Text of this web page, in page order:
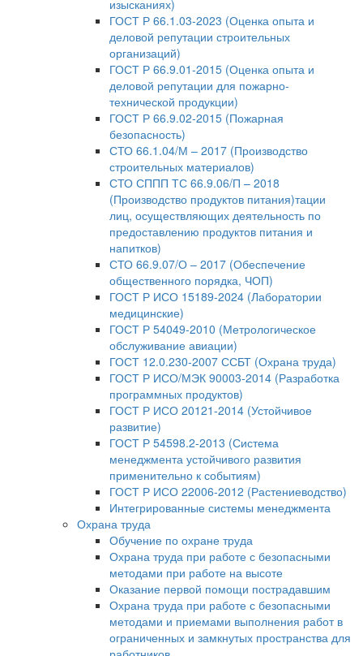
изысканиях)
ГОСТ Р 66.1.03-2023 (Оценка опыта и
деловой репутации строительных
организаций)
ГОСТ Р 66.9.01-2015 (Оценка опыта и
деловой репутации для пожарно-
технической продукции)
ГОСТ Р 66.9.02-2015 (Пожарная
безопасность)
СТО 66.1.04/М – 2017 (Производство
строительных материалов)
СТО СППП ТС 66.9.06/П – 2018
(Производство продуктов питания)тации
лиц, осуществляющих деятельность по
предоставлению продуктов питания и
напитков)
СТО 66.9.07/О – 2017 (Обеспечение
общественного порядка, ЧОП)
ГОСТ Р ИСО 15189-2024 (Лаборатории
медицинские)
ГОСТ Р 54049-2010 (Метрологическое
обслуживание авиации)
ГОСТ 12.0.230-2007 ССБТ (Охрана труда)
ГОСТ Р ИСО/МЭК 90003-2014 (Разработка
программных продуктов)
ГОСТ Р ИСО 20121-2014 (Устойчивое
развитие)
ГОСТ Р 54598.2-2013 (Система
менеджмента устойчивого развития
применительно к событиям)
ГОСТ Р ИСО 22006-2012 (Растениеводство)
Интегрированные системы менеджмента
Охрана труда
Обучение по охране труда
Охрана труда при работе с безопасными
методами при работе на высоте
Оказание первой помощи пострадавшим
Охрана труда при работе с безопасными
методами и приемами выполнения работ в
ограниченных и замкнутых пространства для